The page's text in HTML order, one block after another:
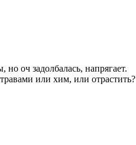
оч задолбалась, напрягает.
или хим, или отрастить?